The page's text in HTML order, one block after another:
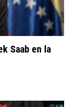
Saab en la